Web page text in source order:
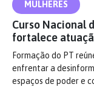
MULHERES
Curso Nacional
fortalece
Formação do PT
enfrentar a
espaços de poder e